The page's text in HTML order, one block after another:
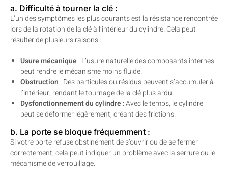
a. Difficulté à tourner la clé :
L’un des symptômes les plus courants est la résistance rencontrée
lors de la rotation de la clé à l’intérieur du cylindre. Cela peut
résulter de plusieurs raisons :
Usure mécanique : L’usure naturelle des composants internes
peut rendre le mécanisme moins fluide.
Obstruction : Des particules ou résidus peuvent s’accumuler à
l’intérieur, rendant le tournage de la clé plus ardu.
Dysfonctionnement du cylindre : Avec le temps, le cylindre
peut se déformer légèrement, créant des frictions.
b. La porte se bloque fréquemment :
Si votre porte refuse obstinément de s’ouvrir ou de se fermer
correctement, cela peut indiquer un problème avec la serrure ou le
mécanisme de verrouillage.